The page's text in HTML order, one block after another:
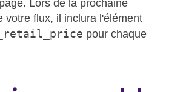
Lors de la prochaine
votre flux, il inclura l'élément
pour chaque